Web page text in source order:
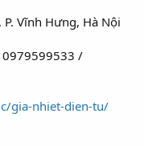
Vĩnh Hưng, Hà Nội
/
gia-nhiet-dien-tu/